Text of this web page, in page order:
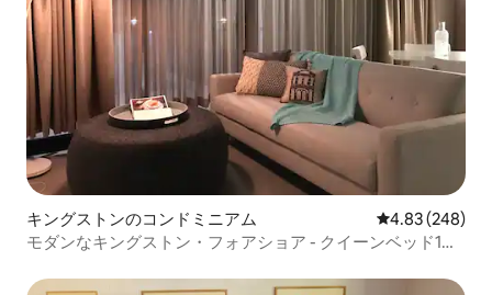
キングストンのコンドミニアム レビュー248
4.83 (248)
モダンなキングストン・フォアショア - クイーンベッド1台/